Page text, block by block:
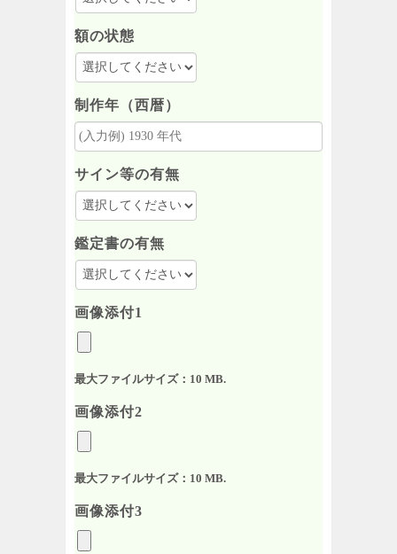
額の状態
制作年（西暦）
サイン等の有無
鑑定書の有無
画像添付1
最大ファイルサイズ：10 MB.
画像添付2
最大ファイルサイズ：10 MB.
画像添付3